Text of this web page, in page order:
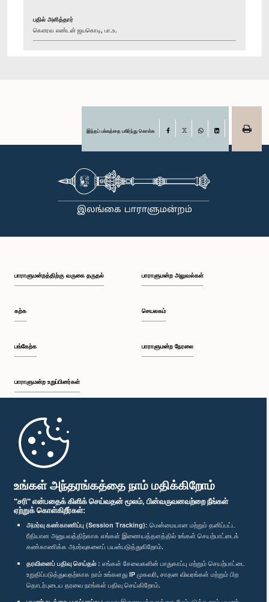
உங்கள் அந்தரங்கத்தை நாம் மதிக்கிறோம்
"சரி" என்பதைக் கிளிக் செய்வதன் மூலம், பின்வருவனவற்றை நீங்கள்
ஏற்றுக் கொள்கிறீர்கள்:
அமர்வு கண்காணிப்பு (Session Tracking): மென்மையான மற்றும் தனிப்பட்ட
ரீதியான அனுபவத்திற்காக எங்கள் இணையத்தளத்தில் உங்கள் செயற்பாட்டைக்
கண்காணிக்க அமர்வுகளைப் பயன்படுத்துகிறோம்.
தரவினைப் பதிவு செய்தல் : எங்கள் சேவைகளின் பாதுகாப்பு மற்றும் செயற்பாட்டை
உறுதிப்படுத்துவதற்காக நாம் உங்களது IP முகவரி, சாதன விவரங்கள் மற்றும் பிற
தொடர்புடைய தரவை நாங்கள் பதிவு செய்கிறோம்.
பதில் அளித்தார்
கௌரவ எண்டன் ஜயகொடி, பா.உ.
இந்தப் பக்கத்தை பகிர்ந்து கொள்க Facebook
பாராளுமன்றத்திற்கு வருகை தருதல்
கற்க
பங்கேற்க
பாராளுமன்ற உறுப்பினர்கள்
முதற்பக்கம்
பாராளுமன்ற அலுவல்கள்
செயலகம்
பாராளுமன்ற நேரலை
பாராளுமன்ற கையடக்க செயலி
எம்மை பின்தொடர்க :
விருதுகள்